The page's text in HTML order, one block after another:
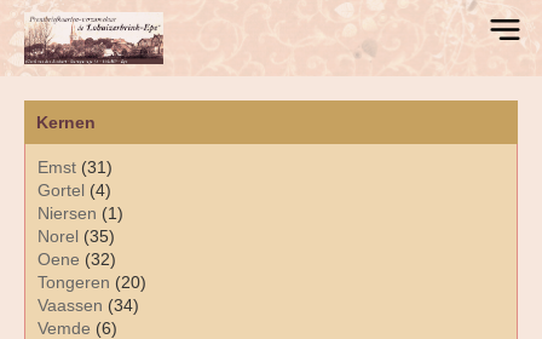
Kernen
Emst (31)
Gortel (4)
Niersen (1)
Norel (35)
Oene (32)
Tongeren (20)
Vaassen (34)
Vemde (6)